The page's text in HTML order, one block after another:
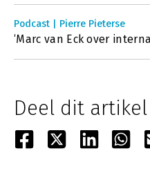
Podcast | Pierre Pieterse
‘Marc van Eck over
Deel dit artikel